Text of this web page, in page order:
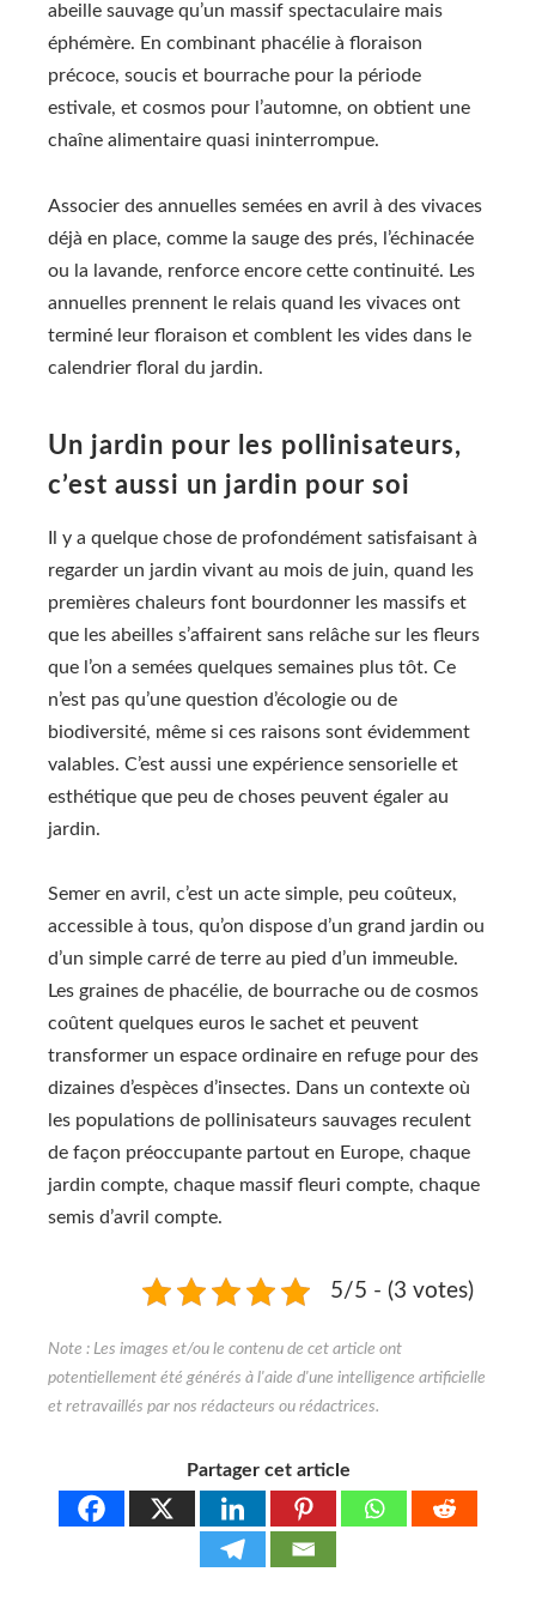
abeille sauvage qu’un massif spectaculaire mais
éphémère. En combinant phacélie à floraison
précoce, soucis et bourrache pour la période
estivale, et cosmos pour l’automne, on obtient une
chaîne alimentaire quasi ininterrompue.
Associer des annuelles semées en avril à des vivaces
déjà en place, comme la sauge des prés, l’échinacée
ou la lavande, renforce encore cette continuité. Les
annuelles prennent le relais quand les vivaces ont
terminé leur floraison et comblent les vides dans le
calendrier floral du jardin.
Un jardin pour les pollinisateurs,
c’est aussi un jardin pour soi
Il y a quelque chose de profondément satisfaisant à
regarder un jardin vivant au mois de juin, quand les
premières chaleurs font bourdonner les massifs et
que les abeilles s’affairent sans relâche sur les fleurs
que l’on a semées quelques semaines plus tôt. Ce
n’est pas qu’une question d’écologie ou de
biodiversité, même si ces raisons sont évidemment
valables. C’est aussi une expérience sensorielle et
esthétique que peu de choses peuvent égaler au
jardin.
Semer en avril, c’est un acte simple, peu coûteux,
accessible à tous, qu’on dispose d’un grand jardin ou
d’un simple carré de terre au pied d’un immeuble.
Les graines de phacélie, de bourrache ou de cosmos
coûtent quelques euros le sachet et peuvent
transformer un espace ordinaire en refuge pour des
dizaines d’espèces d’insectes. Dans un contexte où
les populations de pollinisateurs sauvages reculent
de façon préoccupante partout en Europe, chaque
jardin compte, chaque massif fleuri compte, chaque
semis d’avril compte.
5/5 - (3 votes)
Partager cet article